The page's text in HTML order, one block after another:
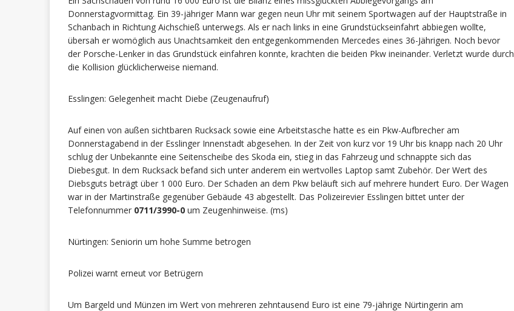
Donnerstagvormittag. Ein 39-jähriger Mann war gegen neun Uhr mit seinem Sportwagen auf der Hauptstraße in
Schanbach in Richtung Aichschieß unterwegs. Als er nach links in eine Grundstückseinfahrt abbiegen wollte,
übersah er womöglich aus Unachtsamkeit den entgegenkommenden Mercedes eines 36-Jährigen. Noch bevor
der Porsche-Lenker in das Grundstück einfahren konnte, krachten die beiden Pkw ineinander. Verletzt wurde durch
die Kollision glücklicherweise niemand.
Esslingen: Gelegenheit macht Diebe (Zeugenaufruf)
Auf einen von außen sichtbaren Rucksack sowie eine Arbeitstasche hatte es ein Pkw-Aufbrecher am
Donnerstagabend in der Esslinger Innenstadt abgesehen. In der Zeit von kurz vor 19 Uhr bis knapp nach 20 Uhr
schlug der Unbekannte eine Seitenscheibe des Skoda ein, stieg in das Fahrzeug und schnappte sich das
Diebesgut. In dem Rucksack befand sich unter anderem ein wertvolles Laptop samt Zubehör. Der Wert des
Diebsguts beträgt über 1 000 Euro. Der Schaden an dem Pkw beläuft sich auf mehrere hundert Euro. Der Wagen
war in der Martinstraße gegenüber Gebäude 43 abgestellt. Das Polizeirevier Esslingen bittet unter der
Telefonnummer 0711/3990-0 um Zeugenhinweise. (ms)
Nürtingen: Seniorin um hohe Summe betrogen
Polizei warnt erneut vor Betrügern
Um Bargeld und Münzen im Wert von mehreren zehntausend Euro ist eine 79-jährige Nürtingerin am